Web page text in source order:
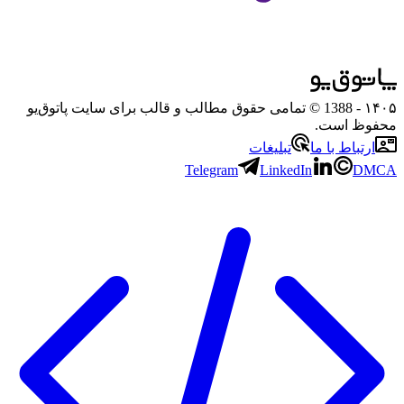
۱۴۰۵
- 1388 © تمامی حقوق مطالب و قالب برای سایت پاتوق‌یو
محفوظ است.
ارتباط با ما
تبلیغات
Telegram
LinkedIn DMCA